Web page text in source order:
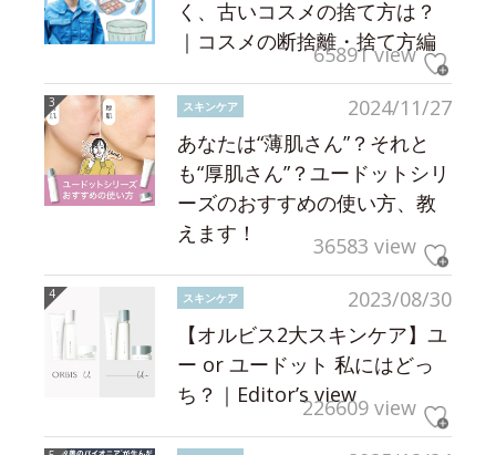
く、古いコスメの捨て方は？
｜コスメの断捨離・捨て方編
65891 view
2024/11/27
スキンケア
あなたは“薄肌さん”？それと
も“厚肌さん”？ユードットシリ
ーズのおすすめの使い方、教
えます！
36583 view
2023/08/30
スキンケア
【オルビス2大スキンケア】ユ
ー or ユードット 私にはどっ
ち？｜Editor’s view226609 view